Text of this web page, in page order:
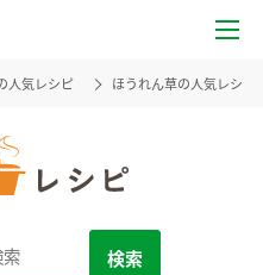
人気レシピ ほうれん草の人気レシピ
検索